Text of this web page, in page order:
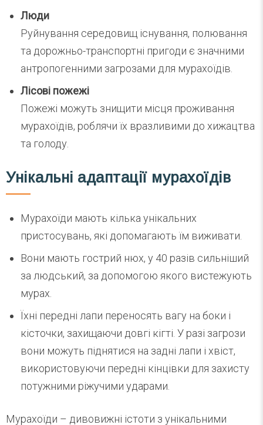
Люди
Руйнування середовищ існування, полювання
та дорожньо-транспортні пригоди є значними
антропогенними загрозами для мурахоїдів.
Лісові пожежі
Пожежі можуть знищити місця проживання
мурахоїдів, роблячи їх вразливими до хижацтва
та голоду.
Унікальні адаптації мурахоїдів
Мурахоїди мають кілька унікальних
пристосувань, які допомагають їм виживати.
Вони мають гострий нюх, у 40 разів сильніший
за людський, за допомогою якого вистежують
мурах.
Їхні передні лапи переносять вагу на боки і
кісточки, захищаючи довгі кігті. У разі загрози
вони можуть піднятися на задні лапи і хвіст,
використовуючи передні кінцівки для захисту
потужними ріжучими ударами.
Мурахоїди – дивовижні істоти з унікальними